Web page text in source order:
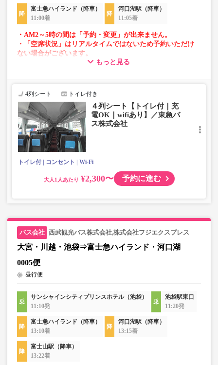
富士急ハイランド（降車）
11:00着
河口湖駅（降車）
11:05着
・AM2～5時の間は「予約・変更」が出来ません。
・「空席状況」はリアルタイムではないため予約いただけ
ない場合がございます。
・車両は予告なく変更となる場合がございます。これに伴
で、あらかじめご了承ください。
もっと見る
4列シート トイレ付き
４列シート【トイレ付｜充
電OK｜wifiあり】／東急バ
ス株式会社
トイレ付 コンセント Wi-Fi
大人 ¥2,300〜 予約に進む
西武観光バス株式会社,株式会社フジエクスプレス
大宮・川越・池袋⇒富士急ハイランド・河口湖
0005便
昼行便
サンシャインシティプリンスホテル（池袋）
11:10発
池袋駅東口
11:20発
富士急ハイランド（降車）
13:10着
河口湖駅（降車）
13:15着
富士山駅（降車）
13:22着